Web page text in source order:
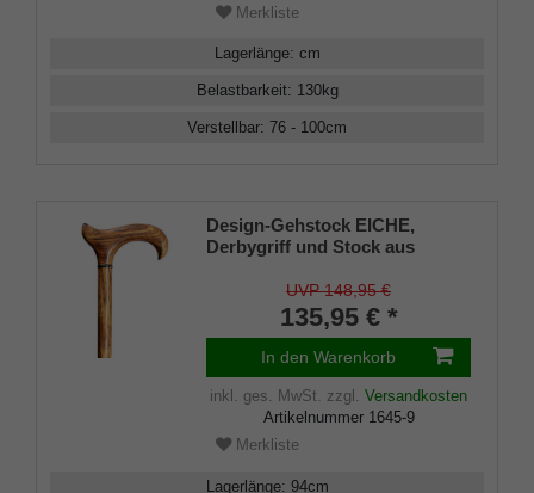
Merkliste
Lagerlänge: cm
Belastbarkeit: 130kg
Verstellbar: 76 - 100cm
Design-Gehstock EICHE,
Derbygriff und Stock aus
Chrom-Ring, Gummipuffer, 94
UVP 148,95 €
135,95 € *
In den Warenkorb
inkl. ges. MwSt. zzgl. Versandkosten
Artikelnummer 1645-9
Merkliste
Lagerlänge: 94cm